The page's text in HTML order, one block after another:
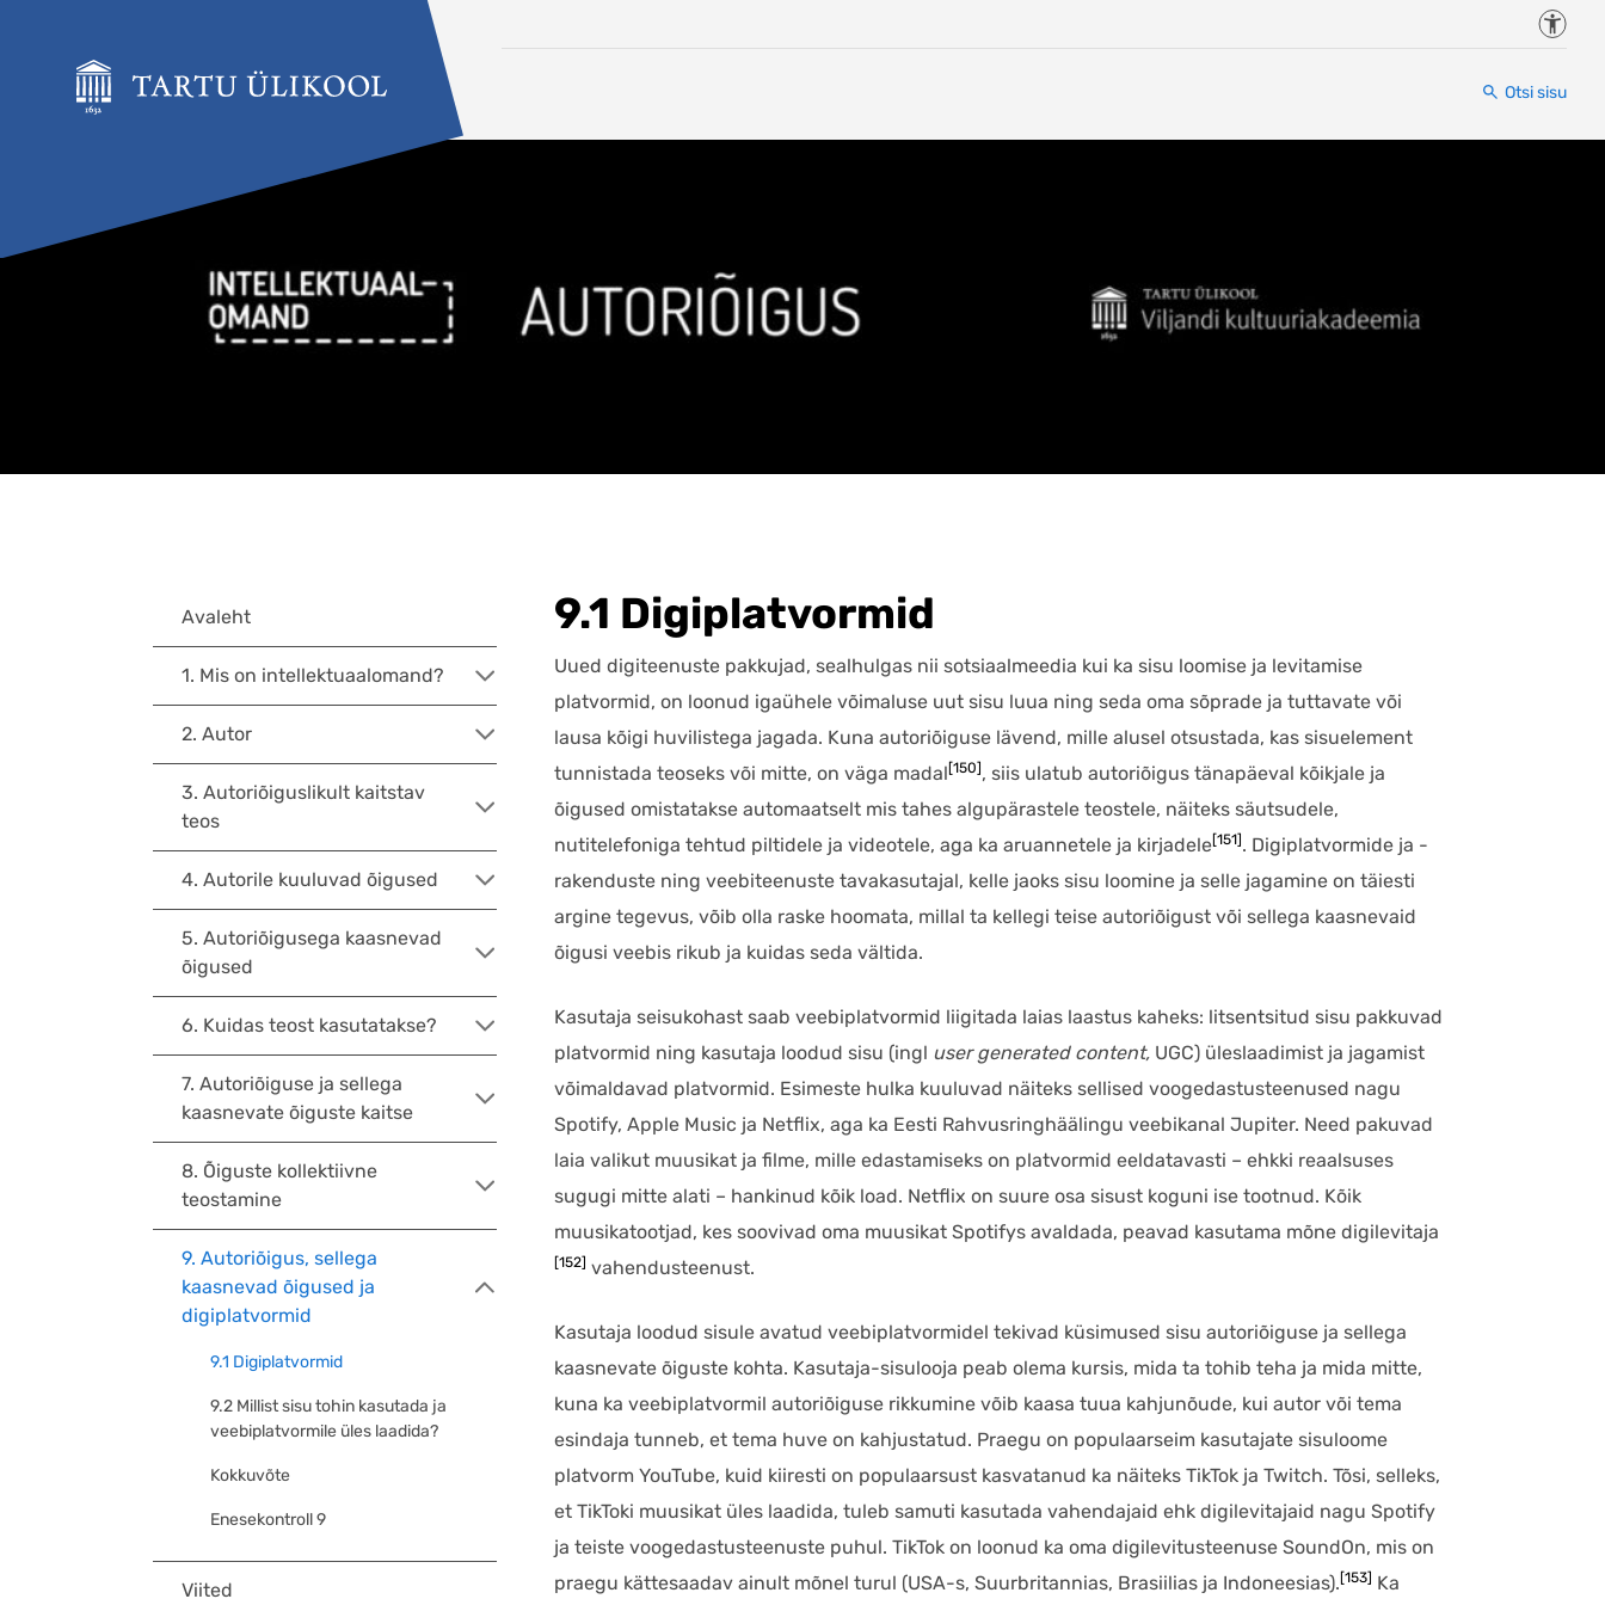
Otsi sisu
9.1 Digiplatvormid
Uued digiteenuste pakkujad, sealhulgas nii sotsiaalmeedia kui ka sisu loomise ja levitamise
platvormid, on loonud igaühele võimaluse uut sisu luua ning seda oma sõprade ja tuttavate või
lausa kõigi huvilistega jagada. Kuna autoriõiguse lävend, mille alusel otsustada, kas sisuelement
tunnistada teoseks või mitte, on väga madal [150] , siis ulatub autoriõigus tänapäeval kõikjale ja
õigused omistatakse automaatselt mis tahes algupärastele teostele, näiteks säutsudele,
nutitelefoniga tehtud piltidele ja videotele, aga ka aruannetele ja kirjadele[151] . Digiplatvormide ja -
rakenduste ning veebiteenuste tavakasutajal, kelle jaoks sisu loomine ja selle jagamine on täiesti
argine tegevus, võib olla raske hoomata, millal ta kellegi teise autoriõigust või sellega kaasnevaid
õigusi veebis rikub ja kuidas seda vältida.
Kasutaja seisukohast saab veebiplatvormid liigitada laias laastus kaheks: litsentsitud sisu pakkuvad
platvormid ning kasutaja loodud sisu (ingl user generated content, UGC) üleslaadimist ja jagamist
võimaldavad platvormid. Esimeste hulka kuuluvad näiteks sellised voogedastusteenused nagu
Spotify, Apple Music ja Netflix, aga ka Eesti Rahvusringhäälingu veebikanal Jupiter. Need pakuvad
laia valikut muusikat ja filme, mille edastamiseks on platvormid eeldatavasti – ehkki reaalsuses
sugugi mitte alati – hankinud kõik load. Netflix on suure osa sisust koguni ise tootnud. Kõik
muusikatootjad, kes soovivad oma muusikat Spotifys avaldada, peavad kasutama mõne digilevitaja
[152] vahendusteenust.
Kasutaja loodud sisule avatud veebiplatvormidel tekivad küsimused sisu autoriõiguse ja sellega
kaasnevate õiguste kohta. Kasutaja-sisulooja peab olema kursis, mida ta tohib teha ja mida mitte,
kuna ka veebiplatvormil autoriõiguse rikkumine võib kaasa tuua kahjunõude, kui autor või tema
esindaja tunneb, et tema huve on kahjustatud. Praegu on populaarseim kasutajate sisuloome
platvorm YouTube, kuid kiiresti on populaarsust kasvatanud ka näiteks TikTok ja Twitch. Tõsi, selleks,
et TikToki muusikat üles laadida, tuleb samuti kasutada vahendajaid ehk digilevitajaid nagu Spotify
ja teiste voogedastusteenuste puhul. TikTok on loonud ka oma digilevitusteenuse SoundOn, mis on
praegu kättesaadav ainult mõnel turul (USA-s, Suurbritannias, Brasiilias ja Indoneesias). [153] Ka
Avaleht
1. Mis on intellektuaalomand?
2. Autor
3. Autoriõiguslikult kaitstav
teos
4. Autorile kuuluvad õigused
5. Autoriõigusega kaasnevad
õigused
6. Kuidas teost kasutatakse?
7. Autoriõiguse ja sellega
kaasnevate õiguste kaitse
8. Õiguste kollektiivne
teostamine
9. Autoriõigus, sellega
kaasnevad õigused ja
digiplatvormid
9.1 Digiplatvormid
9.2 Millist sisu tohin kasutada ja
veebiplatvormile üles laadida?
Kokkuvõte
Enesekontroll 9
Viited